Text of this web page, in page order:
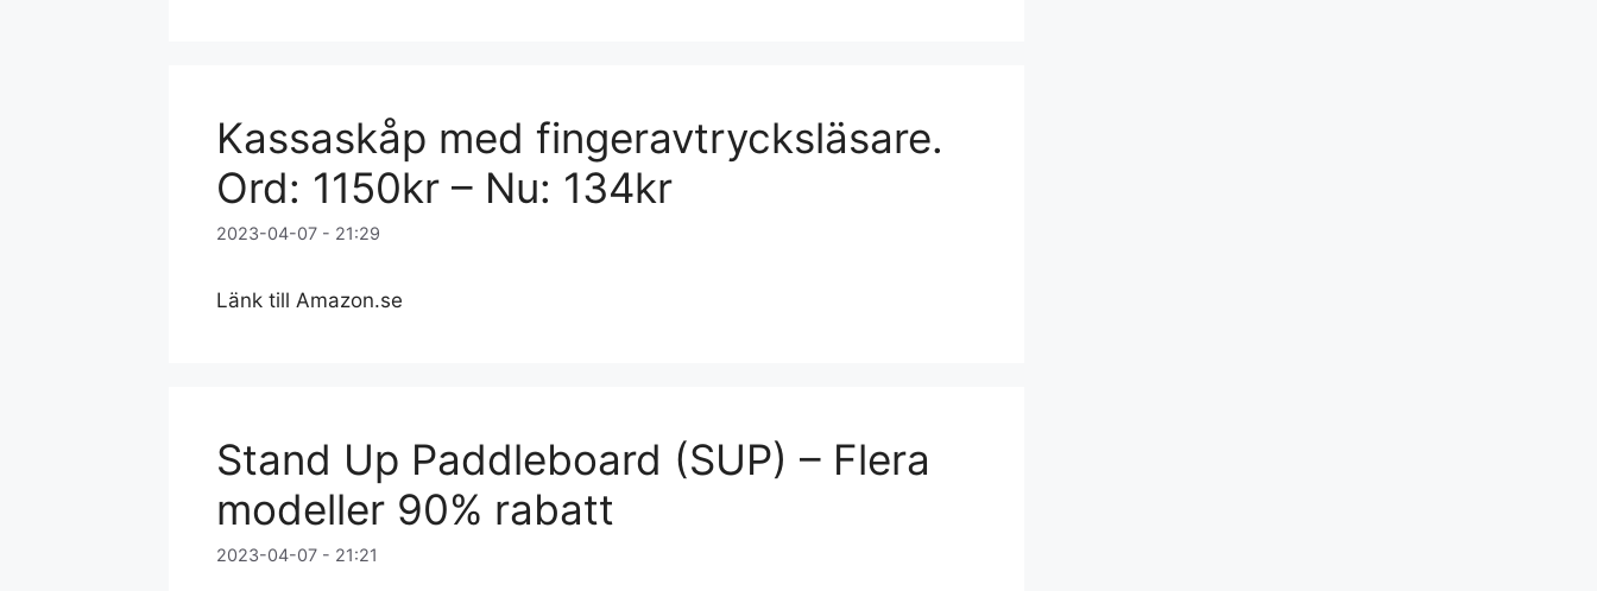
Kassaskåp med fingeravtrycksläsare.
Ord: 1150kr – Nu: 134kr
2023-04-07 - 21:29
Länk till Amazon.se
Stand Up Paddleboard (SUP) – Flera
modeller 90% rabatt
2023-04-07 - 21:21